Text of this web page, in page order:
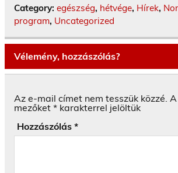
Category: egészség, hétvége, Hírek,
program, Uncategorized
Vélemény, hozzászólás?
Az e-mail címet nem tesszük közzé.
mezőket * karakterrel jelöltük
Hozzászólás *